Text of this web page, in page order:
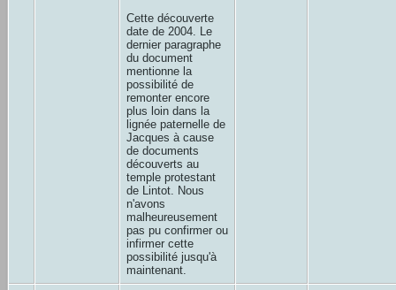
Cette découverte
date de 2004. Le
dernier paragraphe
du document
mentionne la
possibilité de
remonter encore
plus loin dans la
lignée paternelle de
Jacques à cause
de documents
découverts au
temple protestant
de Lintot. Nous
n'avons
malheureusement
pas pu confirmer ou
infirmer cette
possibilité jusqu'à
maintenant.